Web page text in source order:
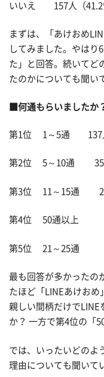
いいえ 157人（41.2
まずは、「あけおめ
してみました。やはり
た」と回答。続いてど
たのかについても聞い
■何通もらいましたか
第1位 1～5通 137人
第2位 5～10通 35
第3位 11～15通 29
第4位 50通以上 7
第5位 21～25通 5
最も回答が多かったの
たほど「LINEあけおめ
親しい間柄だけでLINE
か？ 一方で第4位の「
では、いったいどのよ
理由についても聞いて